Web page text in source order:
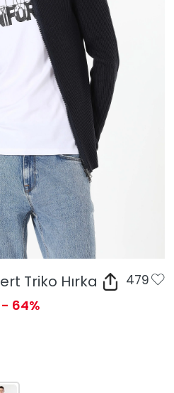
Triko Hırka 479
- 64%